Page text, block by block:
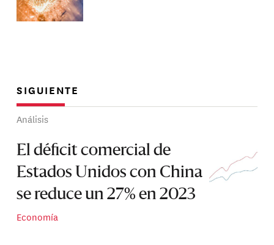
SIGUIENTE
Análisis
El déficit comercial de
Estados Unidos con China
se reduce un 27% en 2023
Economía